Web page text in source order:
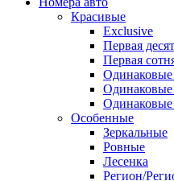
Красивые
Exclusive
Первая
Первая
Особенные
Зеркальные
Ровные
Лесенка
Регион/